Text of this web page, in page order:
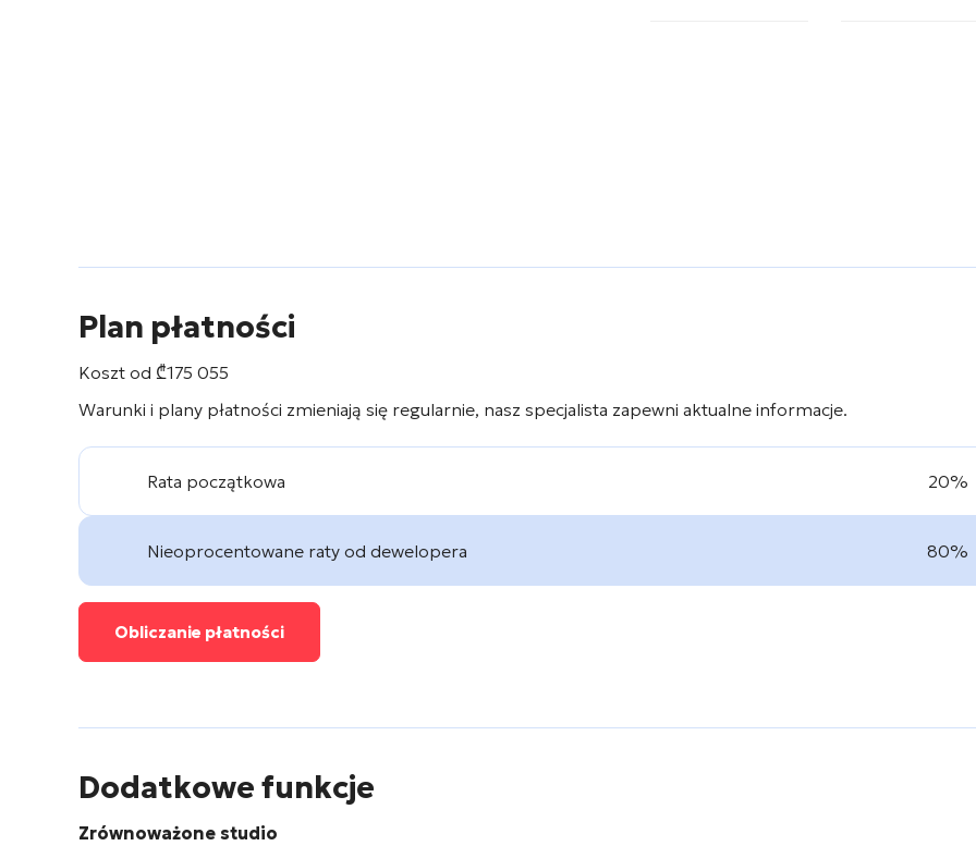
Plan płatności
Koszt od ₾175 055
Warunki i plany płatności zmieniają się regularnie, nasz specjalista zapewni aktualne informacje.
Rata początkowa 20%
Nieoprocentowane raty od dewelopera 80%
Obliczanie płatności
Dodatkowe funkcje
Zrównoważone studio